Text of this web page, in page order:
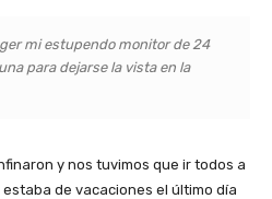
mi estupendo monitor de 24
para dejarse la vista en la
y nos tuvimos que ir todos a
de vacaciones el último día